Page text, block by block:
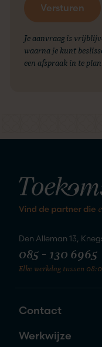
Je aanvraag is
waarna je kunt
een afspraak in te
Den Alleman 13,
085 - 130 6965
Elke werkdag tussen
Contact
Werkwijze
We staan
te maken
liefde
Naam